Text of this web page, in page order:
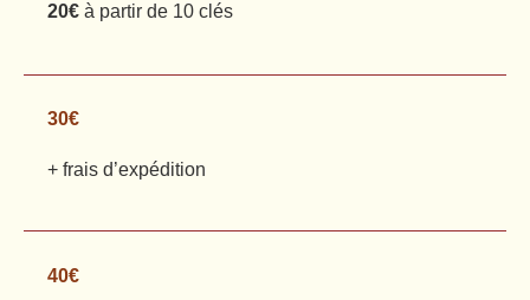
20€ à partir de 10 clés
30€
+ frais d’expédition
30€
40€
40€